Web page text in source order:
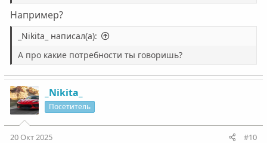
Например?
_Nikita_ написал(а):
А про какие потребности ты говоришь?
_Nikita_
Посетитель
20 Окт 2025 #10